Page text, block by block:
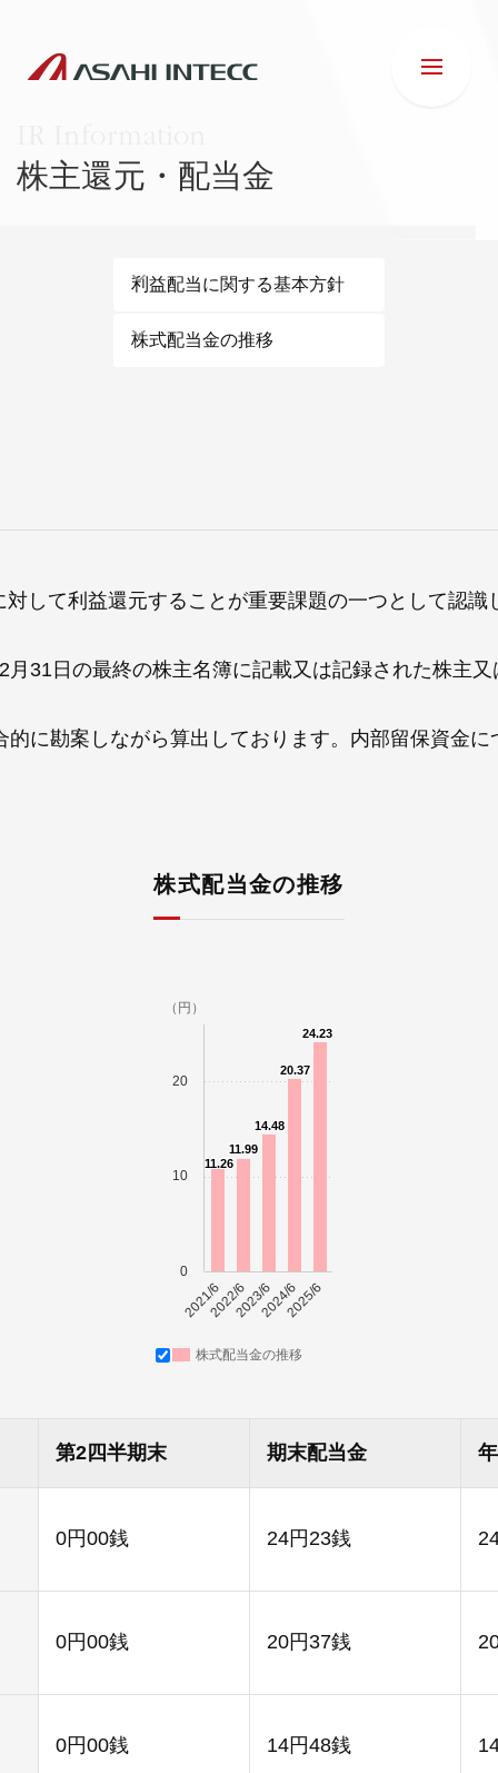
IR情報
やさしくわかる病気と治療
朝日インテックとは
医療関係の皆さまへ
株主還元・配当金
利益配当に関する基本方針
株式配当金の推移
て利益還元することが重要課題の一つとして
日の最終の株主名簿に記載又は記録された株
勘案しながら算出しております。内部留保資
株式配当金の推移
株式配当金の推移
2021/62022/62023/62024/62025/6
0
10
20
（円）
11.26
11.99
14.48
20.37
24.23
第2四半期末 期末配当金
0円00銭 24円23銭
0円00銭 20円37銭
0円00銭 14円48銭